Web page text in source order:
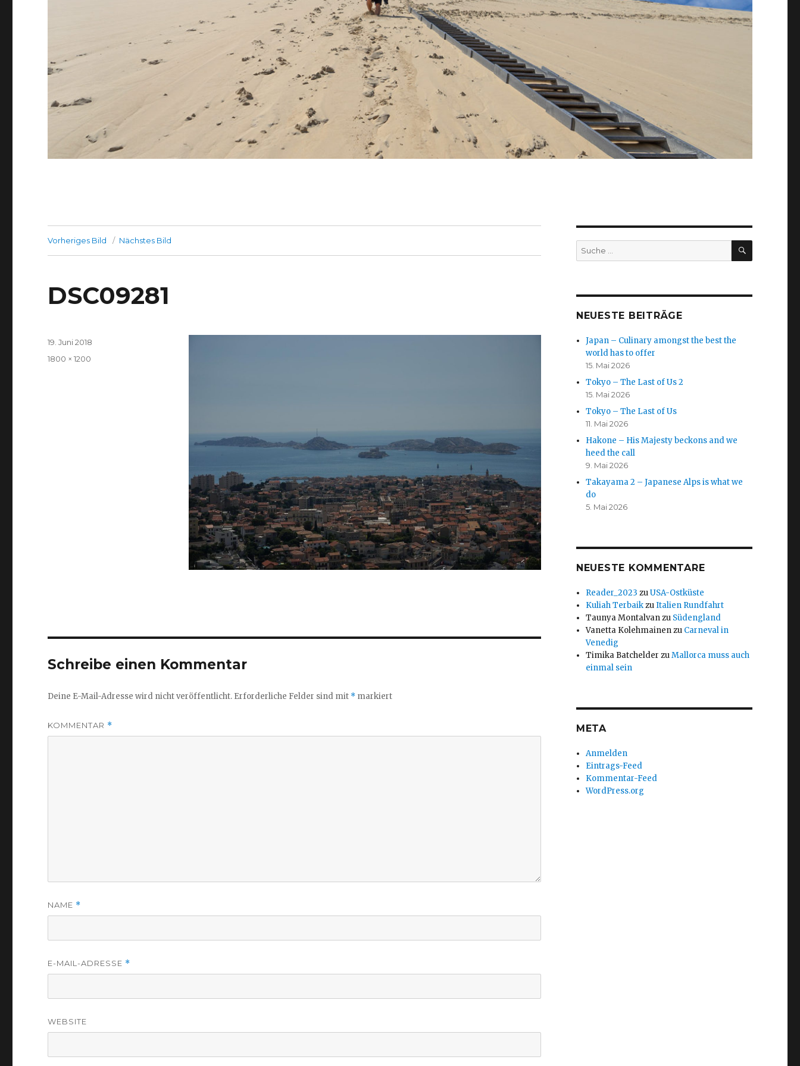
Vorheriges Bild Nächstes Bild
DSC09281
Veröffentlicht
am
19. Juni 2018
Volle
1800 × 1200
Schreibe einen Kommentar
Deine E-Mail-Adresse wird nicht veröffentlicht. Erforderliche Felder sind mit * markiert
KOMMENTAR *
NAME *
E-MAIL-ADRESSE *
WEBSITE
Suche
nach:
SUCHEN
NEUESTE BEITRÄGE
Japan – Culinary amongst the best the
world has to offer
15. Mai 2026
Tokyo – The Last of Us 2
15. Mai 2026
Tokyo – The Last of Us
11. Mai 2026
Hakone – His Majesty beckons and we
heed the call
9. Mai 2026
Takayama 2 – Japanese Alps is what we
do
5. Mai 2026
NEUESTE KOMMENTARE
Reader_2023 zuUSA-Ostküste
Kuliah TerbaikzuItalien Rundfahrt
Taunya Montalvanzu Südengland
Vanetta Kolehmainenzu Carneval in
Venedig
Timika Batchelder zuMallorca muss auch
einmal sein
META
Anmelden
Eintrags-Feed
Kommentar-Feed
WordPress.org